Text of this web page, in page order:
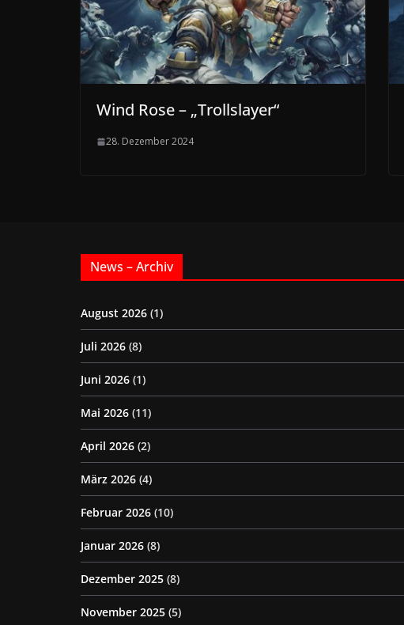
Wind Rose – „Trollslayer“
28. Dezember 2024
News – Archiv
August 2026 (1)
Juli 2026 (8)
Juni 2026 (1)
Mai 2026 (11)
April 2026 (2)
März 2026 (4)
Februar 2026 (10)
Januar 2026 (8)
Dezember 2025 (8)
November 2025 (5)